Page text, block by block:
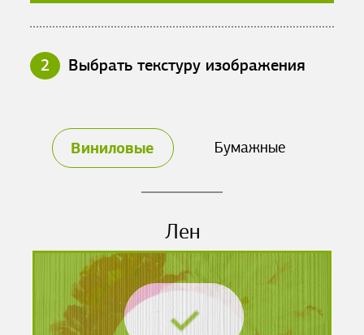
2 Выбрать текстуру изображения
Виниловые Бумажные
Лен